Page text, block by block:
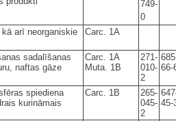
749-
0
arī neorganiskie
Carc. 1A
sadalīšanas
naftas gāze
Carc. 1A
Muta. 1B
271-
010-
2
66-
spiediena
kurināmais
Carc. 1B
265-
045-
2
45-